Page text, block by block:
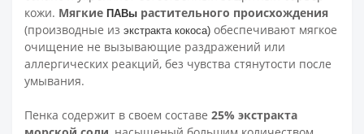
кожи. Мягкие ПАВы растительного происхождения
(производные из экстракта кокоса) обеспечивают мягкое
очищение не вызывающие раздражений или
аллергических реакций, без чувства стянутости после
умывания.
Пенка содержит в своем составе 25% экстракта